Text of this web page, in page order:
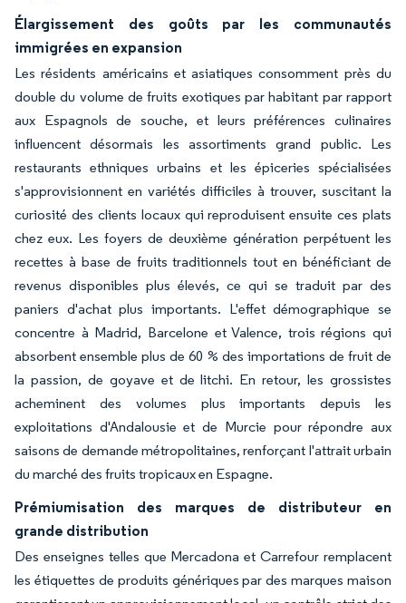
Élargissement des goûts par les communautés
immigrées en expansion
Les résidents américains et asiatiques consomment près du
double du volume de fruits exotiques par habitant par rapport
aux Espagnols de souche, et leurs préférences culinaires
influencent désormais les assortiments grand public. Les
restaurants ethniques urbains et les épiceries spécialisées
s'approvisionnent en variétés difficiles à trouver, suscitant la
curiosité des clients locaux qui reproduisent ensuite ces plats
chez eux. Les foyers de deuxième génération perpétuent les
recettes à base de fruits traditionnels tout en bénéficiant de
revenus disponibles plus élevés, ce qui se traduit par des
paniers d'achat plus importants. L'effet démographique se
concentre à Madrid, Barcelone et Valence, trois régions qui
absorbent ensemble plus de 60 % des importations de fruit de
la passion, de goyave et de litchi. En retour, les grossistes
acheminent des volumes plus importants depuis les
exploitations d'Andalousie et de Murcie pour répondre aux
saisons de demande métropolitaines, renforçant l'attrait urbain
du marché des fruits tropicaux en Espagne.
Prémiumisation des marques de distributeur en
grande distribution
Des enseignes telles que Mercadona et Carrefour remplacent
les étiquettes de produits génériques par des marques maison